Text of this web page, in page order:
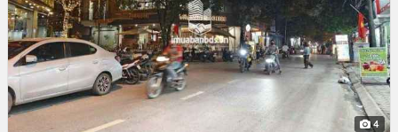
4